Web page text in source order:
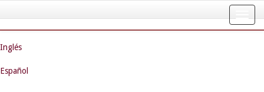
navigation
Inglés
Español